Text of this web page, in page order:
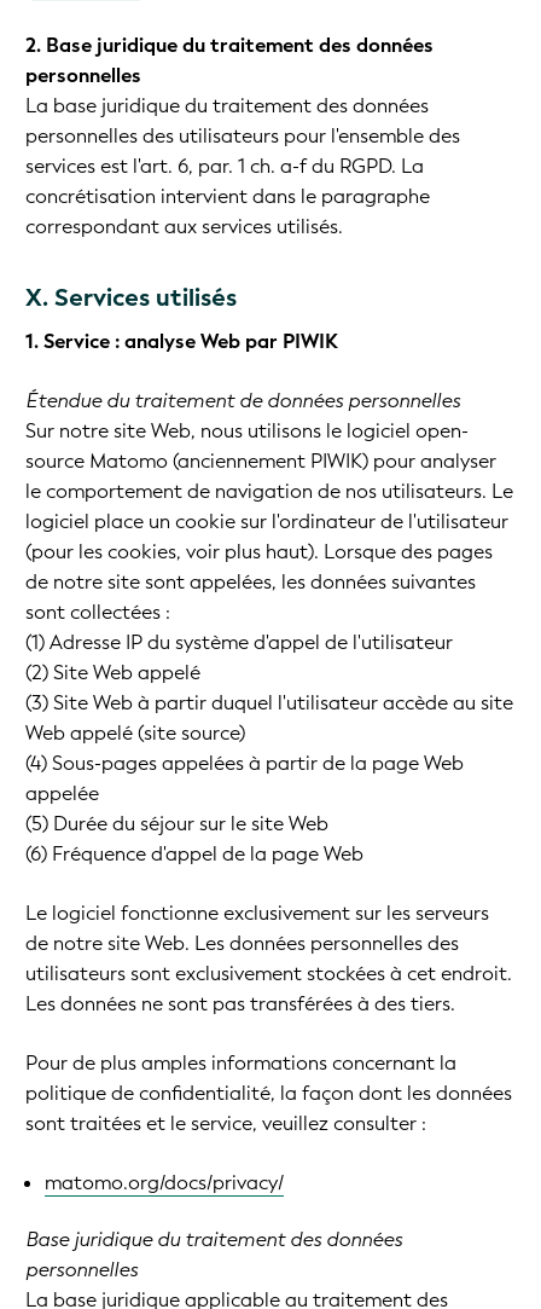
2. Base juridique du traitement des données
personnelles
La base juridique du traitement des données
personnelles des utilisateurs pour l'ensemble des
services est l'art. 6, par. 1 ch. a-f du RGPD. La
concrétisation intervient dans le paragraphe
correspondant aux services utilisés.
X. Services utilisés
1. Service : analyse Web par PIWIK
Étendue du traitement de données personnelles
Sur notre site Web, nous utilisons le logiciel open-
source Matomo (anciennement PIWIK) pour analyser
le comportement de navigation de nos utilisateurs. Le
logiciel place un cookie sur l'ordinateur de l'utilisateur
(pour les cookies, voir plus haut). Lorsque des pages
de notre site sont appelées, les données suivantes
sont collectées :
(1) Adresse IP du système d'appel de l'utilisateur
(2) Site Web appelé
(3) Site Web à partir duquel l'utilisateur accède au site
Web appelé (site source)
(4) Sous-pages appelées à partir de la page Web
appelée
(5) Durée du séjour sur le site Web
(6) Fréquence d'appel de la page Web
Le logiciel fonctionne exclusivement sur les serveurs
de notre site Web. Les données personnelles des
utilisateurs sont exclusivement stockées à cet endroit.
Les données ne sont pas transférées à des tiers.
Pour de plus amples informations concernant la
politique de confidentialité, la façon dont les données
sont traitées et le service, veuillez consulter :
matomo.org/docs/privacy/
Base juridique du traitement des données
personnelles
La base juridique applicable au traitement des